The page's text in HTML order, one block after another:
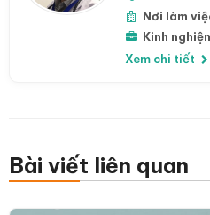
Nơi làm
Kinh
Xem chi tiết
Bài viết liên quan